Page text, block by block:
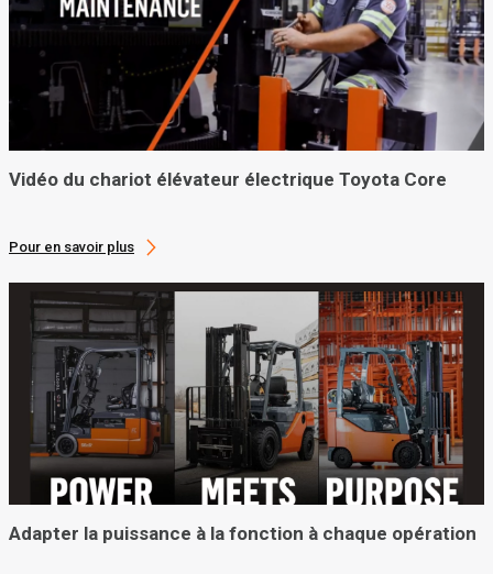
Vidéo du chariot élévateur électrique Toyota Core
Pour en savoir plus
Adapter la puissance à la fonction à chaque opération